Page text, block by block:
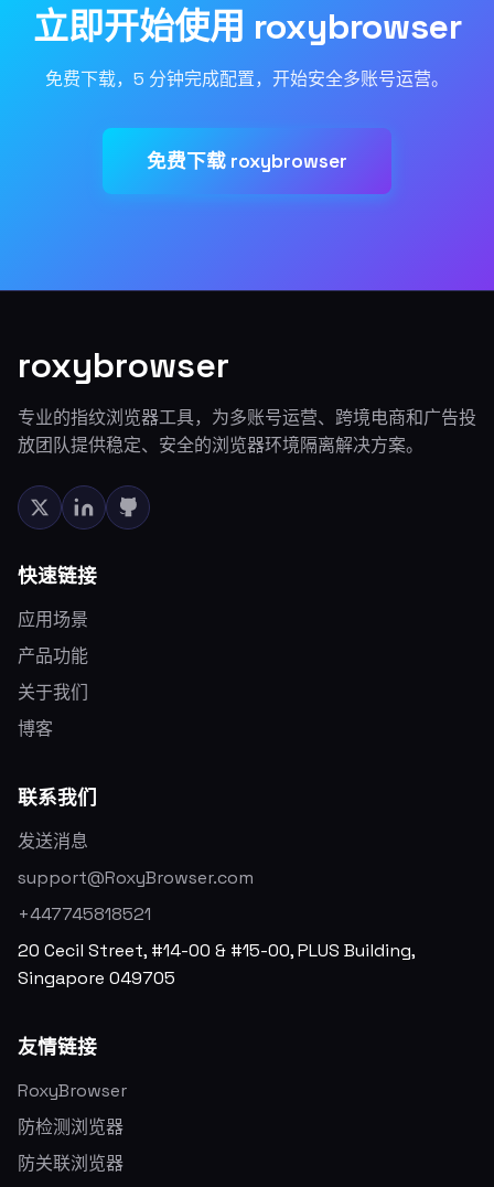
立即开始使用 roxybrowser
免费下载，5 分钟完成配置，开始安全多账号运营。
免费下载 roxybrowser
roxybrowser
专业的指纹浏览器工具，为多账号运营、跨境电商和广告投
放团队提供稳定、安全的浏览器环境隔离解决方案。
快速链接
应用场景
产品功能
关于我们
博客
联系我们
发送消息
support@RoxyBrowser.com
+447745818521
20 Cecil Street, #14-00 & #15-00, PLUS Building,
Singapore 049705
友情链接
RoxyBrowser
防检测浏览器
防关联浏览器